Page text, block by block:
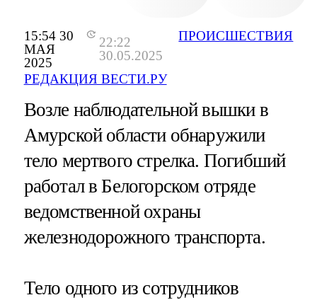
15:54 30
МАЯ
2025
22:22
30.05.2025
РЕДАКЦИЯ ВЕСТИ.РУ
ПРОИСШЕСТВИЯ
Возле наблюдательной вышки в
Амурской области обнаружили
тело мертвого стрелка. Погибший
работал в Белогорском отряде
ведомственной охраны
железнодорожного транспорта.
Тело одного из сотрудников